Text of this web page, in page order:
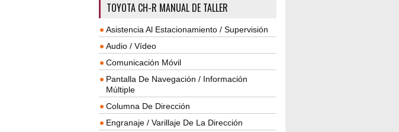
TOYOTA CH-R MANUAL DE TALLER
Asistencia Al Estacionamiento / Supervisión
Audio / Vídeo
Comunicación Móvil
Pantalla De Navegación / Información
Múltiple
Columna De Dirección
Engranaje / Varillaje De La Dirección